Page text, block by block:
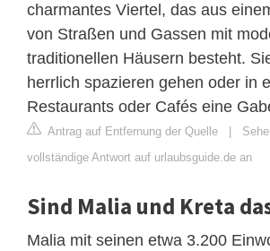
charmantes Viertel, das aus
von Straßen und Gassen mit
traditionellen Häusern besteht.
herrlich spazieren gehen oder in
Restaurants oder Cafés eine
Antrag auf Entfernung der Quelle
vollständige Antwort auf urlaubsguide.de an
Sind Malia und Kreta
Malia mit seinen etwa 3.200